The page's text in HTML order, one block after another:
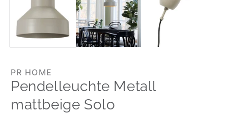
PR HOME
Pendelleuchte Metall
mattbeige Solo